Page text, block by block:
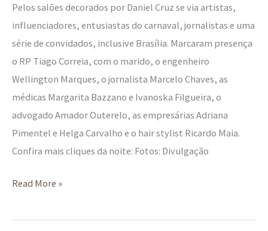
Pelos salões decorados por Daniel Cruz se via artistas,
influenciadores, entusiastas do carnaval, jornalistas e uma
série de convidados, inclusive Brasília. Marcaram presença
o RP Tiago Correia, com o marido, o engenheiro
Wellington Marques, o jornalista Marcelo Chaves, as
médicas Margarita Bazzano e Ivanoska Filgueira, o
advogado Amador Outerelo, as empresárias Adriana
Pimentel e Helga Carvalho e o hair stylist Ricardo Maia.
Confira mais cliques da noite: Fotos: Divulgação
Read More »